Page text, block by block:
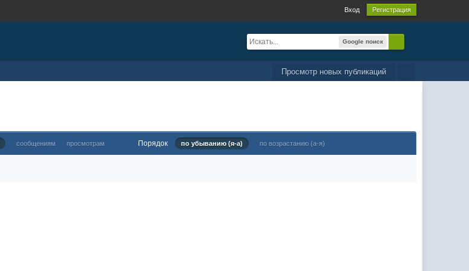
Вход Регистрация
Google поиск
Просмотр новых публикаций
сообщениям просмотрам Порядок по убыванию (я-а) по возрастанию (а-я)